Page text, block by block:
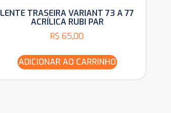
LENTE TRASEIRA VARIANT 73 A 77
ACRÍLICA RUBI PAR
R$ 65,00
ADICIONAR AO CARRINHO